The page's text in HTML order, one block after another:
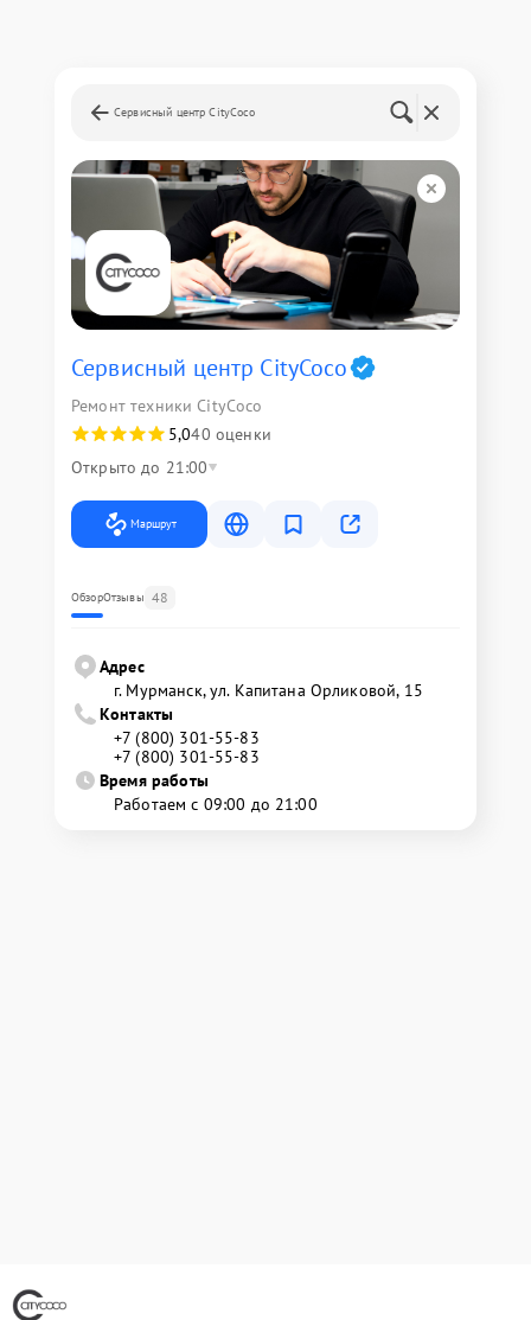
Сервисный центр CityCoco
Сервисный центр CityCoco
Ремонт техники CityCoco
5,040 оценки
Открыто до 21:00
Маршрут
ОбзорОтзывы 48
Адрес
г. Мурманск, ул. Капитана Орликовой, 15
Контакты
+7 (800) 301-55-83
+7 (800) 301-55-83
Время работы
Работаем с 09:00 до 21:00